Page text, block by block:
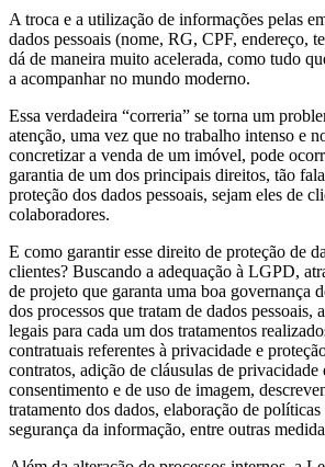
A troca e a utilização de informações pelas
dados pessoais (nome, RG, CPF, endereço,
dá de maneira muito acelerada, como tudo
a acompanhar no mundo moderno.
Essa verdadeira “correria” se torna um
atenção, uma vez que no trabalho intenso e
concretizar a venda de um imóvel, pode
garantia de um dos principais direitos, tão
proteção dos dados pessoais, sejam eles de
colaboradores.
E como garantir esse direito de proteção de
clientes? Buscando a adequação à LGPD,
de projeto que garanta uma boa governança
dos processos que tratam de dados pessoais,
legais para cada um dos tratamentos
contratuais referentes à privacidade e
contratos, adição de cláusulas de privacidade
consentimento e de uso de imagem,
tratamento dos dados, elaboração de
segurança da informação, entre outras